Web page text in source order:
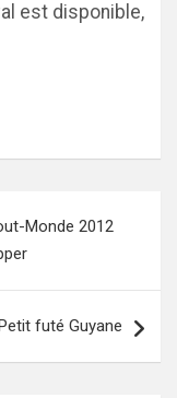
est disponible,
Monde 2012
futé Guyane